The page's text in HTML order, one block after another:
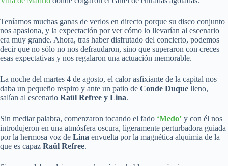
Teníamos muchas ganas de verlos en directo porque su disco conjunto
nos apasiona, y la expectación por ver cómo lo llevarían al escenario
era muy grande. Ahora, tras haber disfrutado del concierto, podemos
decir que no sólo no nos defraudaron, sino que superaron con creces
esas expectativas y nos regalaron una actuación memorable.
La noche del martes 4 de agosto, el calor asfixiante de la capital nos
daba un pequeño respiro y ante un patio de Conde Duque lleno,
salían al escenario Raül Refree y Lina.
Sin mediar palabra, comenzaron tocando el fado ‘Medo’ y con él nos
introdujeron en una atmósfera oscura, ligeramente perturbadora guiada
por la hermosa voz de Lina envuelta por la magnética alquimia de la
que es capaz Raül Refree.